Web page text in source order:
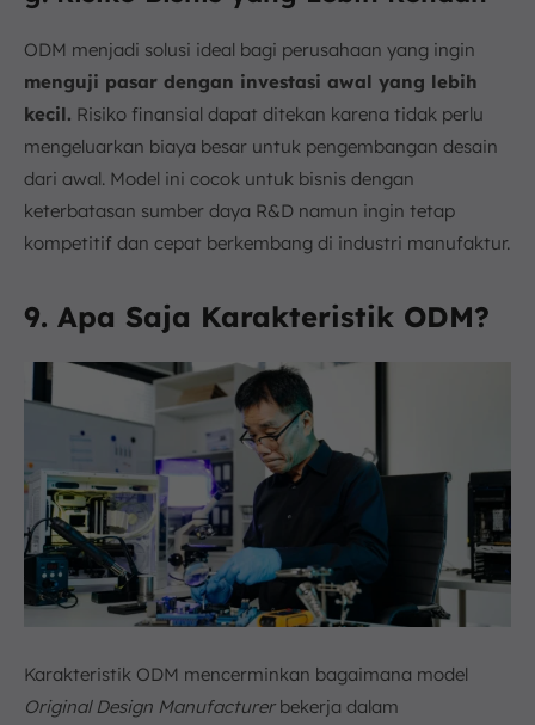
ODM menjadi solusi ideal bagi perusahaan yang ingin
menguji pasar dengan investasi awal yang lebih
kecil. Risiko finansial dapat ditekan karena tidak perlu
mengeluarkan biaya besar untuk pengembangan desain
dari awal. Model ini cocok untuk bisnis dengan
keterbatasan sumber daya R&D namun ingin tetap
kompetitif dan cepat berkembang di industri manufaktur.
9. Apa Saja Karakteristik ODM?
Karakteristik ODM mencerminkan bagaimana model
Original Design Manufacturerbekerja dalam